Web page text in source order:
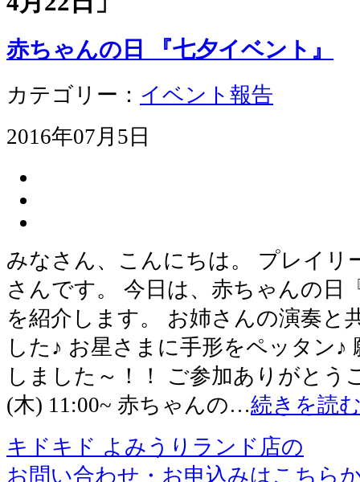
赤ちゃんの日 『七夕イベント』
カテゴリー： イベント報告
2016年07月5日
みなさん、こんにちは。 プレイリ
さんです。 今日は、赤ちゃんの日
を紹介します。 お姉さんの演奏と
した♪ お星さまに手形をペッタン
しました～！！ ご参加ありがとう
(木) 11:00~ 赤ちゃんの…続きを読
キドキド よみうりランド店の
お問い合わせ・お申込みはこちら